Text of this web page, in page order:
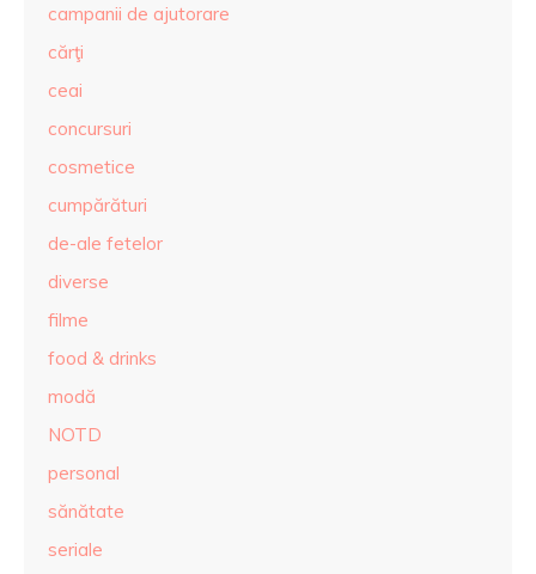
campanii de ajutorare
cărţi
ceai
concursuri
cosmetice
cumpărături
de-ale fetelor
diverse
filme
food & drinks
modă
NOTD
personal
sănătate
seriale